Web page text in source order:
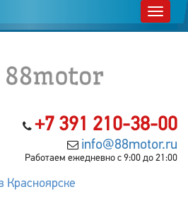
+7 391 210-38-00
info@88motor.ru
Работаем ежедневно с 9:00 до 21:00
Красноярске